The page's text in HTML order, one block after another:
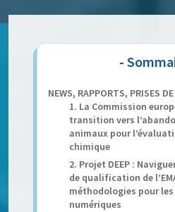
NEWS, RAPPORTS, PRISES
1. La Commission
transition vers
animaux pour
chimique
2. Projet DEEP :
de qualification de
méthodologies pour
numériques